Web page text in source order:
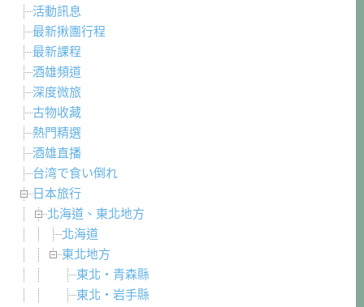
活動訊息
最新揪團行程
最新課程
酒雄頻道
深度微旅
古物收藏
熱門精選
酒雄直播
台湾で食い倒れ
日本旅行
北海道、東北地方
北海道
東北地方
東北・青森縣
東北・岩手縣